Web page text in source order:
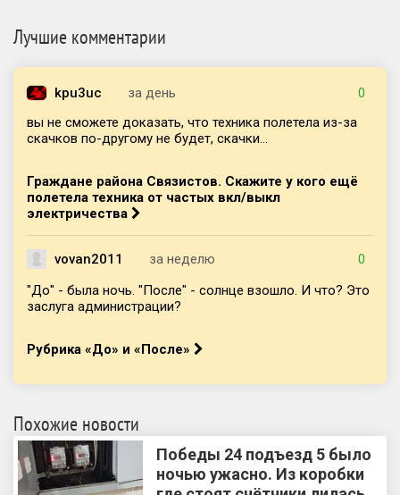
Лучшие комментарии
kpu3uc за день
0
вы не сможете доказать, что техника полетела из-за
скачков по-другому не будет, скачки...
Граждане района Связистов. Скажите у кого ещё
полетела техника от частых вкл/выкл
электричества
vovan2011 за неделю
0
"До" - была ночь. "После" - солнце взошло. И что? Это
заслуга администрации?
Рубрика «До» и «После»
Похожие новости
Победы 24 подъезд 5 было
ночью ужасно. Из коробки